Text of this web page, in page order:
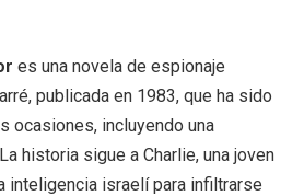
es una novela de espionaje
publicada en 1983, que ha sido
ocasiones, incluyendo una
historia sigue a Charlie, una joven
inteligencia israelí para infiltrarse